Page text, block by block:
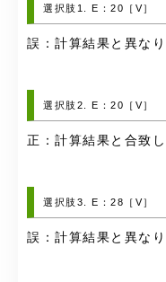
選択肢1. E：20［V］
誤：計算結果と異なり
選択肢2. E：20［V］
正：計算結果と合致し
選択肢3. E：28［V］
誤：計算結果と異なり